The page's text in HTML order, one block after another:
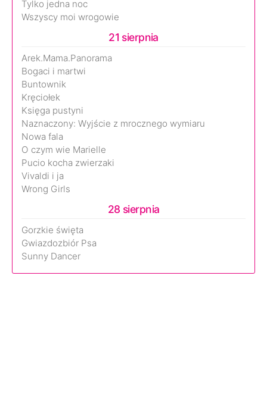
Tylko jedna noc
Wszyscy moi wrogowie
21 sierpnia
Arek.Mama.Panorama
Bogaci i martwi
Buntownik
Kręciołek
Księga pustyni
Naznaczony: Wyjście z mrocznego wymiaru
Nowa fala
O czym wie Marielle
Pucio kocha zwierzaki
Vivaldi i ja
Wrong Girls
28 sierpnia
Gorzkie święta
Gwiazdozbiór Psa
Sunny Dancer